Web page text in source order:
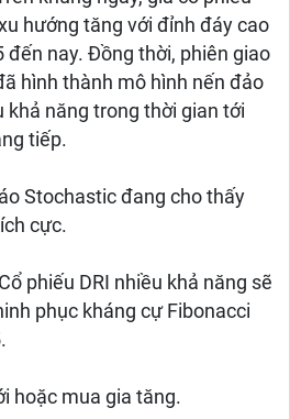
hướng tăng với đỉnh đáy cao
nay. Đồng thời, phiên giao
hình thành mô hình nến đảo
khả năng trong thời gian tới
tiếp.
Stochastic đang cho thấy
cực.
phiếu DRI nhiều khả năng sẽ
phục kháng cự Fibonacci
hoặc mua gia tăng.